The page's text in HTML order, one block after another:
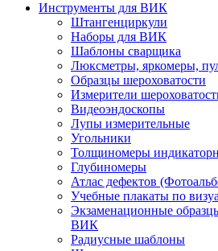
Инструменты для ВИК
Штангенциркули
Наборы для ВИК
Шаблоны сварщика
Люксметры, яркомеры,
Образцы шероховатости
Измерители
Видеоэндоскопы
Лупы измерительные
Угольники
Толщиномеры
Глубиномеры
Атлас дефектов
Учебные плакаты по
Экзаменационные
ВИК
Радиусные шаблоны